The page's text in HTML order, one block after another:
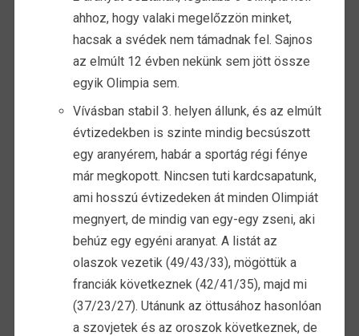
ahhoz, hogy valaki megelőzzön minket,
hacsak a svédek nem támadnak fel. Sajnos
az elmúlt 12 évben nekünk sem jött össze
egyik Olimpia sem.
Vívásban stabil 3. helyen állunk, és az elmúlt
évtizedekben is szinte mindig becsúszott
egy aranyérem, habár a sportág régi fénye
már megkopott. Nincsen tuti kardcsapatunk,
ami hosszú évtizedeken át minden Olimpiát
megnyert, de mindig van egy-egy zseni, aki
behúz egy egyéni aranyat. A listát az
olaszok vezetik (49/43/33), mögöttük a
franciák következnek (42/41/35), majd mi
(37/23/27). Utánunk az öttusához hasonlóan
a szovjetek és az oroszok következnek, de